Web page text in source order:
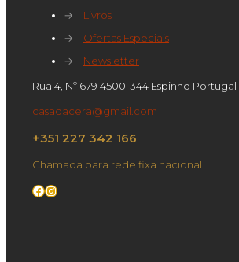
→
Livros
→
Ofertas Especiais
→
Newsletter
Rua 4, Nº 679 4500-344 Espinho Portugal
casadacera@gmail.com
+351 227 342 166
Chamada para rede fixa nacional
Facebook
Instagram